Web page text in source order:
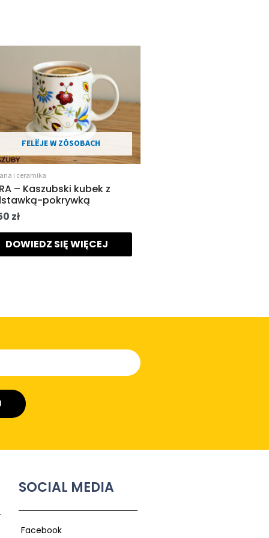
FELËJE W ZÔSOBACH
i ceramika
– Kaszubski kubek z
pokrywką
zł
DOWIEDZ SIĘ WIĘCEJ
SOCIAL MEDIA
Facebook